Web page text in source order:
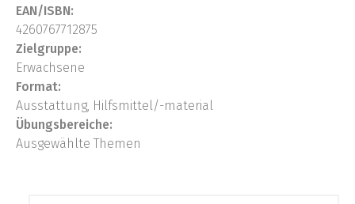
EAN/ISBN:
4260767712875
Zielgruppe:
Erwachsene
Format:
Ausstattung, Hilfsmittel/-material
Übungsbereiche:
Ausgewählte Themen